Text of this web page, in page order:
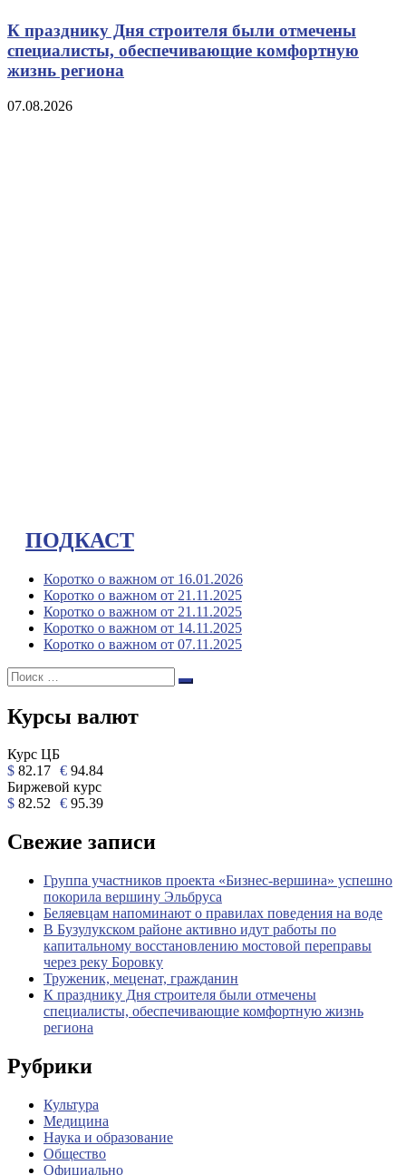
К празднику Дня строителя были отмечены
специалисты, обеспечивающие комфортную
жизнь региона
07.08.2026
ПОДКАСТ
Коротко о важном от 16.01.2026
Коротко о важном от 21.11.2025
Коротко о важном от 21.11.2025
Коротко о важном от 14.11.2025
Коротко о важном от 07.11.2025
Поиск:
Поиск
Курсы валют
Курс ЦБ
$ 82.17 € 94.84
Биржевой курс
$ 82.52 € 95.39
Свежие записи
Группа участников проекта «Бизнес‑вершина» успешно
покорила вершину Эльбруса
Беляевцам напоминают о правилах поведения на воде
В Бузулукском районе активно идут работы по
капитальному восстановлению мостовой переправы
через реку Боровку
Труженик, меценат, гражданин
К празднику Дня строителя были отмечены
специалисты, обеспечивающие комфортную жизнь
региона
Рубрики
Культура
Медицина
Наука и образование
Общество
Официально